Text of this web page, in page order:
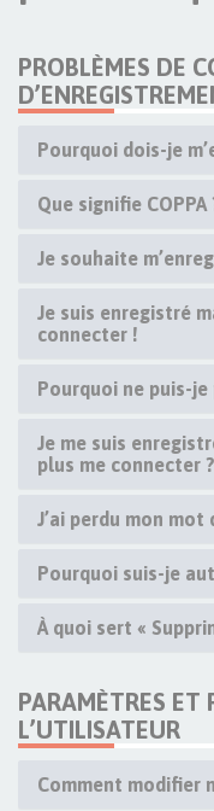
PROBLÈMES DE
Pourquoi dois-je
Que signifie COPPA
Je souhaite
Je suis enregistré
connecter !
Pourquoi ne puis-je
Je me suis
plus me connecter
J’ai perdu mon mot
Pourquoi suis-je
À quoi sert «
PARAMÈTRES ET
L’UTILISATEUR
Comment modifier